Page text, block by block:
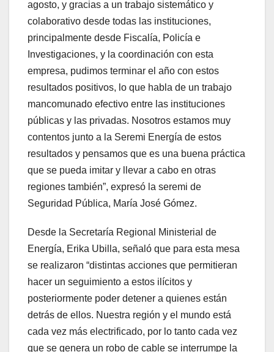
agosto, y gracias a un trabajo sistemático y
colaborativo desde todas las instituciones,
principalmente desde Fiscalía, Policía e
Investigaciones, y la coordinación con esta
empresa, pudimos terminar el año con estos
resultados positivos, lo que habla de un trabajo
mancomunado efectivo entre las instituciones
públicas y las privadas. Nosotros estamos muy
contentos junto a la Seremi Energía de estos
resultados y pensamos que es una buena práctica
que se pueda imitar y llevar a cabo en otras
regiones también”, expresó la seremi de
Seguridad Pública, María José Gómez.
Desde la Secretaría Regional Ministerial de
Energía, Erika Ubilla, señaló que para esta mesa
se realizaron “distintas acciones que permitieran
hacer un seguimiento a estos ilícitos y
posteriormente poder detener a quienes están
detrás de ellos. Nuestra región y el mundo está
cada vez más electrificado, por lo tanto cada vez
que se genera un robo de cable se interrumpe la